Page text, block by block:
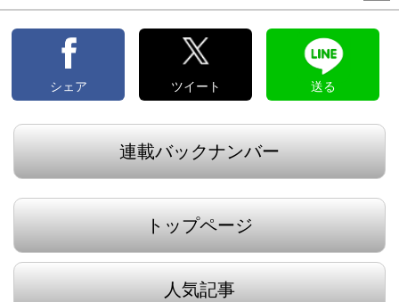
シェア ツイート 送る
連載バックナンバー
トップページ
人気記事